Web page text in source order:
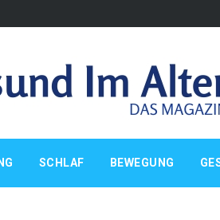
SCHLAF BEWEGUNG